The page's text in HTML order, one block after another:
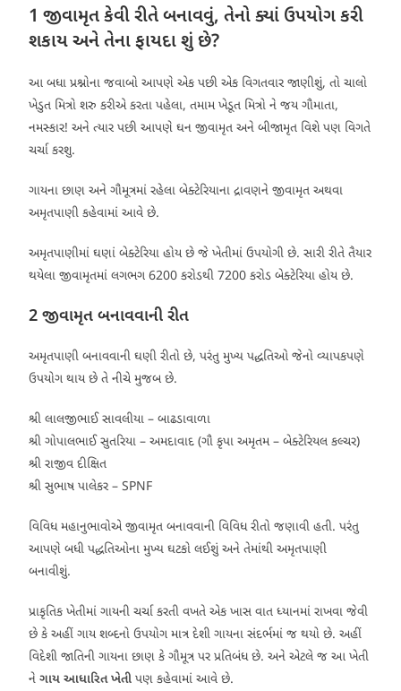
1 જીવામૃત કેવી રીતે બનાવવું, તેનો ક્યાં ઉપયોગ કરી
શકાય અને તેના ફાયદા શું છે?
આ બધા પ્રશ્નોના જવાબો આપણે એક પછી એક વિગતવાર જાણીશું, તો ચાલો
ખેડુત મિત્રો શરુ કરીએ કરતા પહેલા, તમામ ખેડૂત મિત્રો ને જય ગૌમાતા,
નમસ્કાર! અને ત્યાર પછી આપણે ઘન જીવામૃત અને બીજામૃત વિશે પણ વિગતે
ચર્ચા કરશુ.
ગાયના છાણ અને ગૌમૂત્રમાં રહેલા બેક્ટેરિયાના દ્રાવણને જીવામૃત અથવા
અમૃતપાણી કહેવામાં આવે છે.
અમૃતપાણીમાં ઘણાં બેક્ટેરિયા હોય છે જે ખેતીમાં ઉપયોગી છે. સારી રીતે તૈયાર
થયેલા જીવામૃતમાં લગભગ 6200 કરોડથી 7200 કરોડ બેક્ટેરિયા હોય છે.
2 જીવામૃત બનાવવાની રીત
અમૃતપાણી બનાવવાની ઘણી રીતો છે, પરંતુ મુખ્ય પદ્ધતિઓ જેનો વ્યાપકપણે
ઉપયોગ થાય છે તે નીચે મુજબ છે.
શ્રી લાલજીભાઈ સાવલીયા – બાઢડાવાળા
શ્રી ગોપાલભાઈ સુતરિયા – અમદાવાદ (ગૌ કૃપા અમૃતમ – બેક્ટેરિયલ કલ્ચર)
શ્રી રાજીવ દીક્ષિત
શ્રી સુભાષ પાલેકર – SPNF
વિવિધ મહાનુભાવોએ જીવામૃત બનાવવાની વિવિધ રીતો જણાવી હતી. પરંતુ
આપણે બધી પદ્ધતિઓના મુખ્ય ઘટકો લઈશું અને તેમાંથી અમૃતપાણી
બનાવીશું.
પ્રાકૃતિક ખેતીમાં ગાયની ચર્ચા કરતી વખતે એક ખાસ વાત ધ્યાનમાં રાખવા જેવી
છે કે અહીં ગાય શબ્દનો ઉપયોગ માત્ર દેશી ગાયના સંદર્ભમાં જ થયો છે. અહીં
વિદેશી જાતિની ગાયના છાણ કે ગૌમૂત્ર પર પ્રતિબંધ છે. અને એટલે જ આ ખેતી
નેગાય આધારિત ખેતી પણ કહેવામાં આવે છે.